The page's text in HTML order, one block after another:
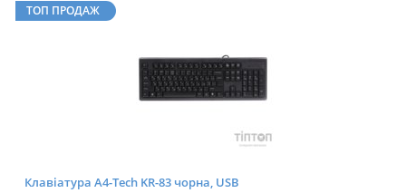
ТОП ПРОДАЖ
Клавіатура A4-Tech KR-83 чорна, USB